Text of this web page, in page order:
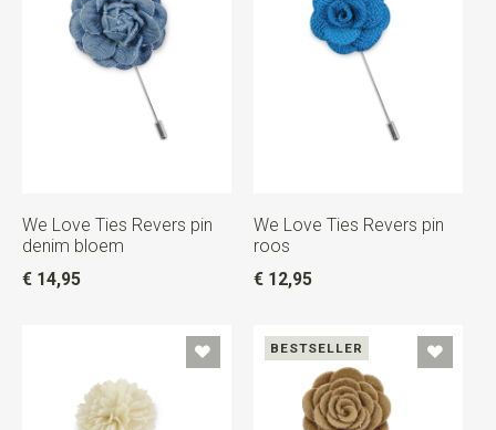
We Love Ties Revers pin
denim bloem
€ 14,95
We Love Ties Revers pin
roos
€ 12,95
BESTSELLER